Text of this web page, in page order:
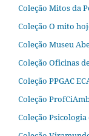
Coleção Mitos da
Coleção O mito
Coleção Museu
Coleção Oficinas
Coleção PPGAC
Coleção
Coleção